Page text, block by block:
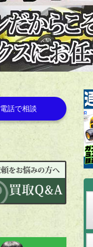
電話で相談